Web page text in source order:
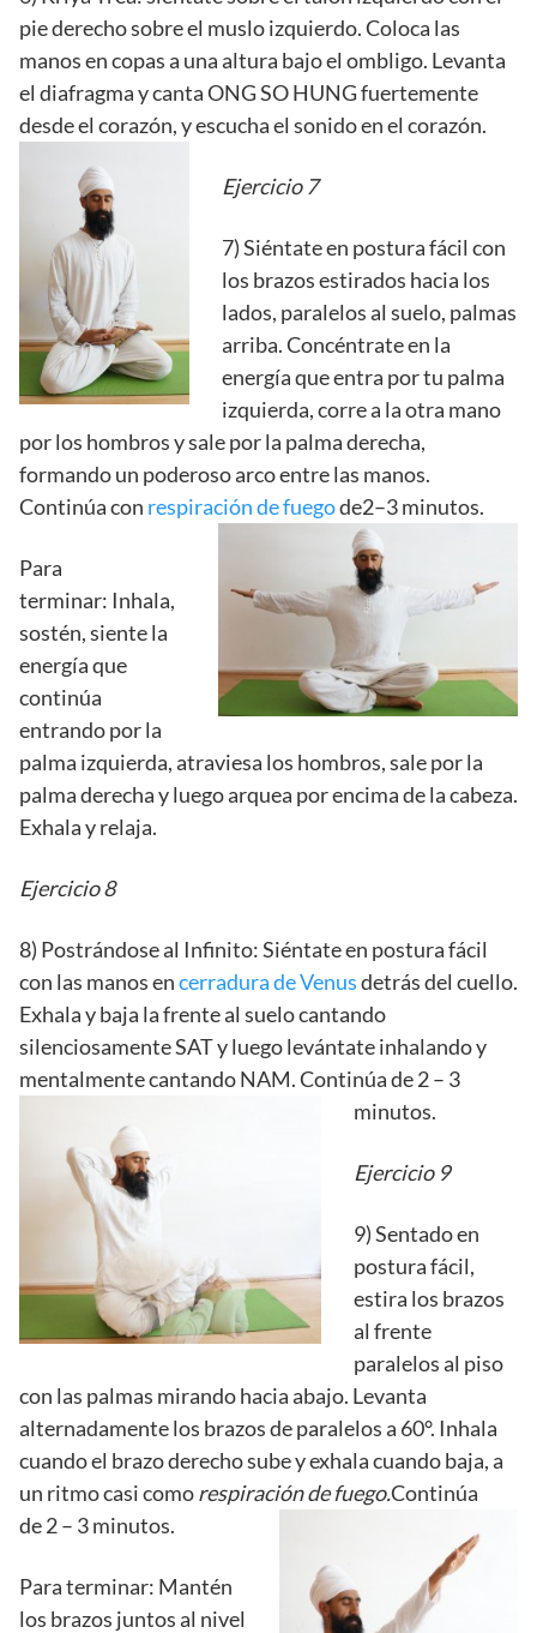
pie derecho sobre el muslo izquierdo. Coloca las
manos en copas a una altura bajo el ombligo. Levanta
el diafragma y canta ONG SO HUNG fuertemente
desde el corazón, y escucha el sonido en el corazón.
Ejercicio 7
7) Siéntate en postura fácil con
los brazos estirados hacia los
lados, paralelos al suelo, palmas
arriba. Concéntrate en la
energía que entra por tu palma
izquierda, corre a la otra mano
por los hombros y sale por la palma derecha,
formando un poderoso arco entre las manos.
Continúa con respiración de fuegode2–3 minutos.
Para
terminar: Inhala,
sostén, siente la
energía que
continúa
entrando por la
palma izquierda, atraviesa los hombros, sale por la
palma derecha y luego arquea por encima de la cabeza.
Exhala y relaja.
Ejercicio 8
8) Postrándose al Infinito: Siéntate en postura fácil
con las manos encerradura de Venusdetrás del cuello.
Exhala y baja la frente al suelo cantando
silenciosamente SAT y luego levántate inhalando y
mentalmente cantando NAM. Continúa de 2 – 3
minutos.
Ejercicio 9
9) Sentado en
postura fácil,
estira los brazos
al frente
paralelos al piso
con las palmas mirando hacia abajo. Levanta
alternadamente los brazos de paralelos a 60°. Inhala
cuando el brazo derecho sube y exhala cuando baja, a
un ritmo casi comorespiración de fuego.Continúa
de 2 – 3 minutos.
Para terminar: Mantén
los brazos juntos al nivel